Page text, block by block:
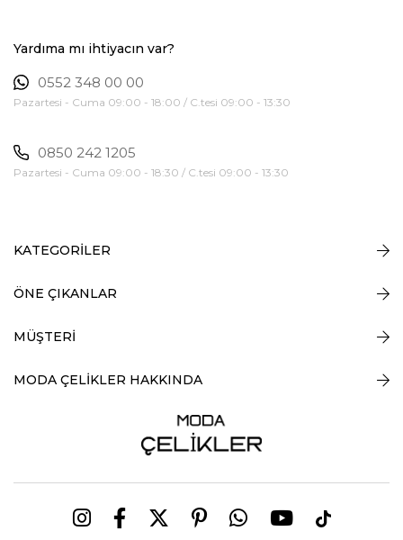
Yardıma mı ihtiyacın var?
0552 348 00 00
Pazartesi - Cuma 09:00 - 18:00 / C.tesi 09:00 - 13:30
0850 242 1205
Pazartesi - Cuma 09:00 - 18:30 / C.tesi 09:00 - 13:30
KATEGORİLER
ÖNE ÇIKANLAR
MÜŞTERİ
MODA ÇELİKLER HAKKINDA